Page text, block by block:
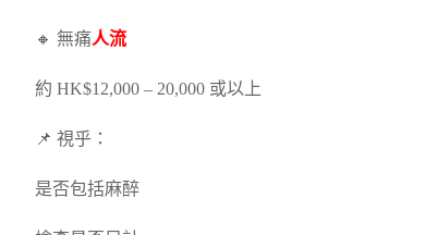
🔸 無痛人流
約 HK$12,000 – 20,000 或以上
📌 視乎：
是否包括麻醉